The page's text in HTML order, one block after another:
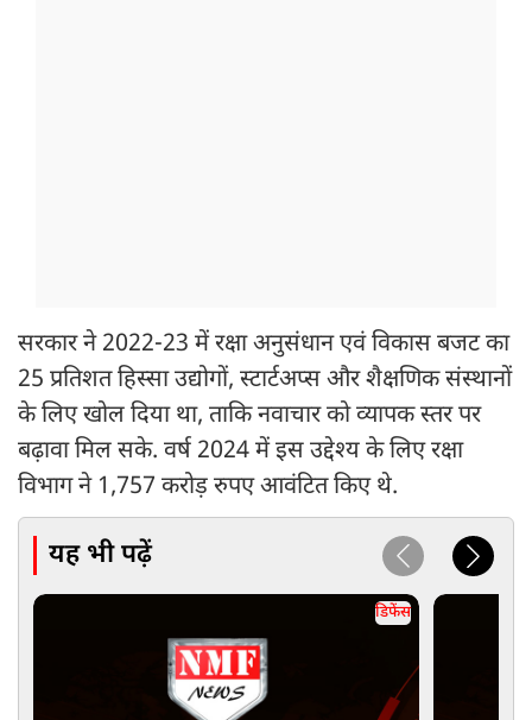
सरकार ने 2022-23 में रक्षा अनुसंधान एवं विकास बजट का
25 प्रतिशत हिस्सा उद्योगों, स्टार्टअप्स और शैक्षणिक संस्थानों
के लिए खोल दिया था, ताकि नवाचार को व्यापक स्तर पर
बढ़ावा मिल सके. वर्ष 2024 में इस उद्देश्य के लिए रक्षा
विभाग ने 1,757 करोड़ रुपए आवंटित किए थे.
यह भी पढ़ें
डिफेंस